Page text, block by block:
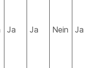
Ja Ja Nein Ja